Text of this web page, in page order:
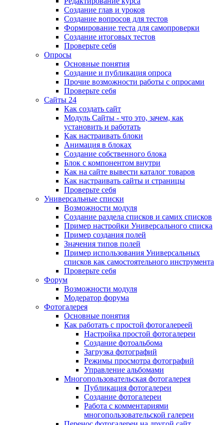
Создание глав и уроков
Создание вопросов для тестов
Формирование теста для самопроверки
Создание итоговых тестов
Проверьте себя
Опросы
Основные понятия
Создание и публикация опроса
Прочие возможности работы с опросами
Проверьте себя
Сайты 24
Как создать сайт
Модуль Сайты - что это, зачем, как
установить и работать
Как настраивать блоки
Анимация в блоках
Создание собственного блока
Блок с компонентом внутри
Как на сайте вывести каталог товаров
Как настраивать сайты и страницы
Проверьте себя
Универсальные списки
Возможности модуля
Создание раздела списков и самих списков
Пример настройки Универсального списка
Пример создания полей
Значения типов полей
Пример использования Универсальных
списков как самостоятельного инструмента
Проверьте себя
Форум
Возможности модуля
Модератор форума
Фотогалерея
Основные понятия
Как работать с простой фотогалереей
Настройка простой фотогалереи
Создание фотоальбома
Загрузка фотографий
Режимы просмотра фотографий
Управление альбомами
Многопользовательская фотогалерея
Публикация фотогалереи
Создание фотогалереи
Работа с комментариями
многопользовательской галереи